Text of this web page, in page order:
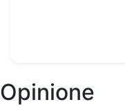
Opinione